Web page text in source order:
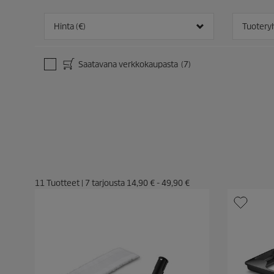
Hinta (€)
Saatavana verkkokaupasta (7)
11Tuotteet | 7 tarjousta 14,90 € -49,90 €